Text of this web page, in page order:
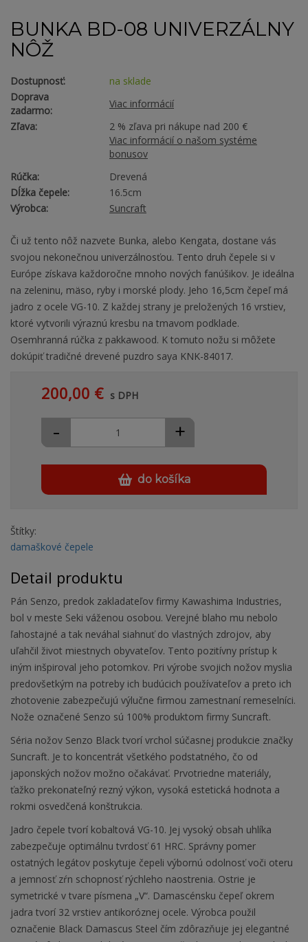
BUNKA BD-08 UNIVERZÁLNY
NÔŽ
Dostupnosť:
na sklade
Doprava
zadarmo:
Viac informácií
Zľava:
2 % zľava pri nákupe nad 200 €
Viac informácií o našom systéme
bonusov
Rúčka:
Drevená
Dĺžka čepele:
16.5cm
Výrobca:
Suncraft
Či už tento nôž nazvete Bunka, alebo Kengata, dostane vás
svojou nekonečnou univerzálnosťou. Tento druh čepele si v
Európe získava každoročne mnoho nových fanúšikov. Je ideálna
na zeleninu, mäso, ryby i morské plody. Jeho 16,5cm čepeľ má
jadro z ocele VG-10. Z každej strany je preložených 16 vrstiev,
ktoré vytvorili výraznú kresbu na tmavom podklade.
Osemhranná rúčka z pakkawood. K tomuto nožu si môžete
dokúpiť tradičné drevené puzdro saya KNK-84017.
200,00 € s DPH
+
-
do košíka
Štítky:
damaškové čepele
Detail produktu
Pán Senzo, predok zakladateľov firmy Kawashima Industries,
bol v meste Seki váženou osobou. Verejné blaho mu nebolo
ľahostajné a tak neváhal siahnuť do vlastných zdrojov, aby
uľahčil život miestnych obyvateľov. Tento pozitívny prístup k
iným inšpiroval jeho potomkov. Pri výrobe svojich nožov myslia
predovšetkým na potreby ich budúcich používateľov a preto ich
zhotovenie zabezpečujú výlučne firmou zamestnaní remeselníci.
Nože označené Senzo sú 100% produktom firmy Suncraft.
Séria nožov Senzo Black tvorí vrchol súčasnej produkcie značky
Suncraft. Je to koncentrát všetkého podstatného, čo od
japonských nožov možno očakávať. Prvotriedne materiály,
ťažko prekonateľný rezný výkon, vysoká estetická hodnota a
rokmi osvedčená konštrukcia.
Jadro čepele tvorí kobaltová VG-10. Jej vysoký obsah uhlíka
zabezpečuje optimálnu tvrdosť 61 HRC. Správny pomer
ostatných legátov poskytuje čepeli výbornú odolnosť voči oteru
a jemnosť zŕn schopnosť rýchleho naostrenia. Ostrie je
symetrické v tvare písmena „V“. Damascénsku čepeľ okrem
jadra tvorí 32 vrstiev antikoróznej ocele. Výrobca použil
označenie Black Damascus Steel čím zdôrazňuje jej elegantné